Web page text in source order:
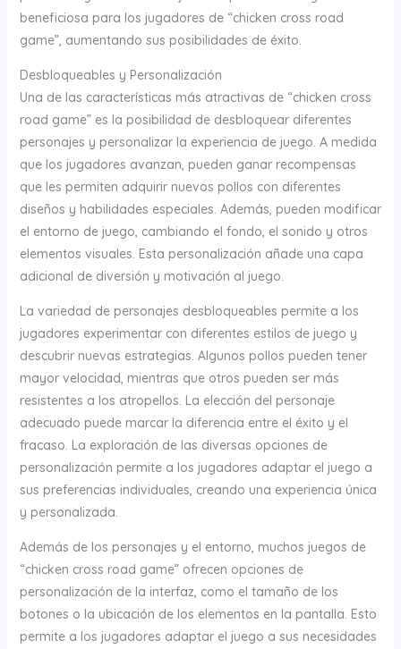
beneficiosa para los jugadores de “chicken cross road
game”, aumentando sus posibilidades de éxito.
Desbloqueables y Personalización
Una de las características más atractivas de “chicken cross
road game” es la posibilidad de desbloquear diferentes
personajes y personalizar la experiencia de juego. A medida
que los jugadores avanzan, pueden ganar recompensas
que les permiten adquirir nuevos pollos con diferentes
diseños y habilidades especiales. Además, pueden modificar
el entorno de juego, cambiando el fondo, el sonido y otros
elementos visuales. Esta personalización añade una capa
adicional de diversión y motivación al juego.
La variedad de personajes desbloqueables permite a los
jugadores experimentar con diferentes estilos de juego y
descubrir nuevas estrategias. Algunos pollos pueden tener
mayor velocidad, mientras que otros pueden ser más
resistentes a los atropellos. La elección del personaje
adecuado puede marcar la diferencia entre el éxito y el
fracaso. La exploración de las diversas opciones de
personalización permite a los jugadores adaptar el juego a
sus preferencias individuales, creando una experiencia única
y personalizada.
Además de los personajes y el entorno, muchos juegos de
“chicken cross road game” ofrecen opciones de
personalización de la interfaz, como el tamaño de los
botones o la ubicación de los elementos en la pantalla. Esto
permite a los jugadores adaptar el juego a sus necesidades